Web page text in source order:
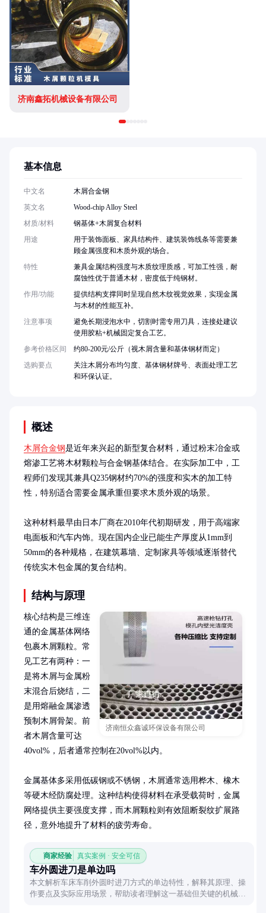
济南鑫拓机械设备有限公司
概述
木屑合金钢是近年来兴起的新型复合材料，通过粉末冶金或
熔渗工艺将木材颗粒与合金钢基体结合。在实际加工中，工
程师们发现其兼具Q235钢材约70%的强度和实木的加工特
性，特别适合需要金属承重但要求木质外观的场景。
这种材料最早由日本厂商在2010年代初期研发，用于高端家
电面板和汽车内饰。现在国内企业已能生产厚度从1mm到
50mm的各种规格，在建筑幕墙、定制家具等领域逐渐替代
传统实木包金属的复合结构。
结构与原理
济南恒众鑫诚环保设备有限公司
核心结构是三维连
通的金属基体网络
包裹木屑颗粒。常
见工艺有两种：一
是将木屑与金属粉
末混合后烧结，二
是用熔融金属渗透
预制木屑骨架。前
者木屑含量可达
40vol%，后者通常控制在20vol%以内。
金属基体多采用低碳钢或不锈钢，木屑通常选用桦木、橡木
等硬木经防腐处理。这种结构使得材料在承受载荷时，金属
网络提供主要强度支撑，而木屑颗粒则有效阻断裂纹扩展路
径，意外地提升了材料的疲劳寿命。
商家经验 真实案例 · 安全可信
车外圆进刀是单边吗
本文解析车床车削外圆时进刀方式的单边特性，解释其原理、操
作要点及实际应用场景，帮助读者理解这一基础但关键的机械加
基本信息
中文名
木屑合金钢
英文名
Wood-chip Alloy Steel
材质/材料
钢基体+木屑复合材料
用途
用于装饰面板、家具结构件、建筑装饰线条等需要兼
顾金属强度和木质外观的场合。
特性
兼具金属结构强度与木质纹理质感，可加工性强，耐
腐蚀性优于普通木材，密度低于纯钢材。
作用/功能
提供结构支撑同时呈现自然木纹视觉效果，实现金属
与木材的性能互补。
注意事项
避免长期浸泡水中，切割时需专用刀具，连接处建议
使用胶粘+机械固定复合工艺。
参考价格区间
约80-200元/公斤（视木屑含量和基体钢材而定）
选购要点
关注木屑分布均匀度、基体钢材牌号、表面处理工艺
和环保认证。